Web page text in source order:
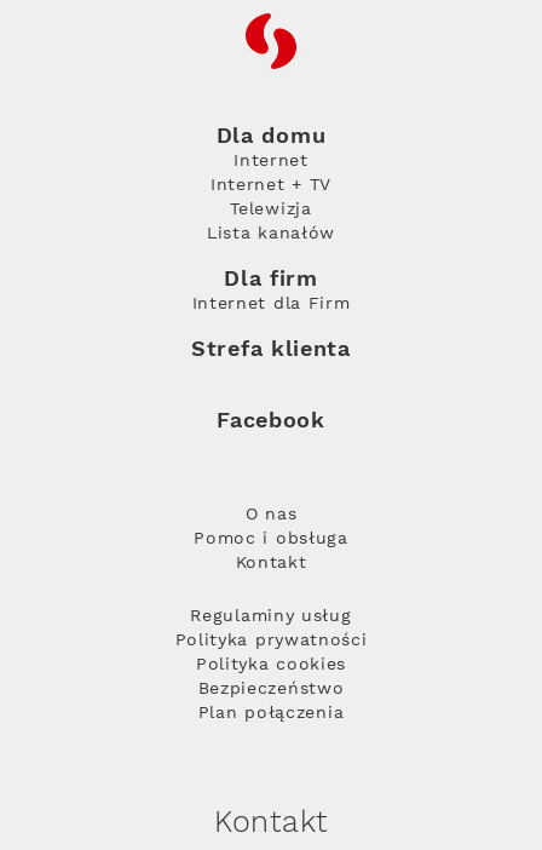
RFC
Dla domu
Internet
Internet + TV
Telewizja
Lista kanałów
Dla firm
Internet dla Firm
Strefa klienta
Facebook
O nas
Pomoc i obsługa
Kontakt
Regulaminy usług
Polityka prywatności
Polityka cookies
Bezpieczeństwo
Plan połączenia
Kontakt